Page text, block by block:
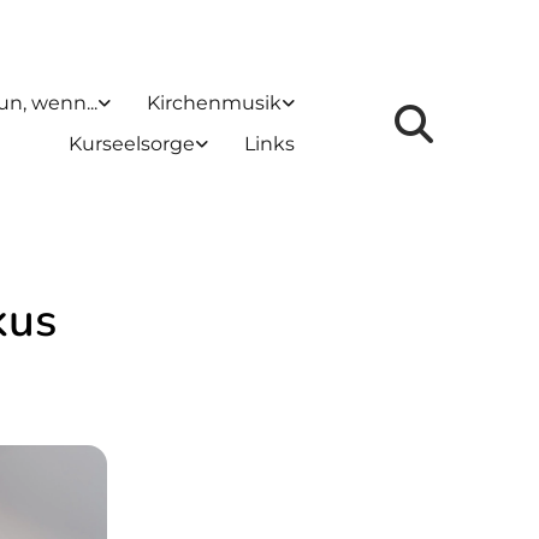
wenn...
Kirchenmusik
Kurseelsorge
Links